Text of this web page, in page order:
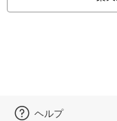
ヘルプ